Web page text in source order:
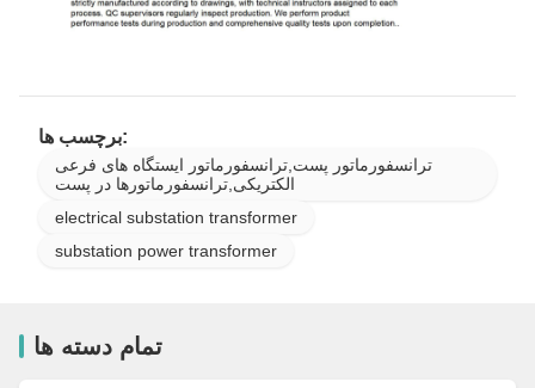
برچسب ها:
ترانسفورماتور پست,ترانسفورماتور ایستگاه های فرعی
الکتریکی,ترانسفورماتورها در پست
electrical substation transformer
substation power transformer
تمام دسته ها